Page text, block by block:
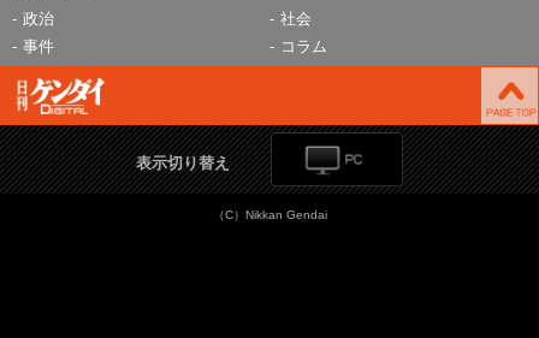
政治
社会
事件
コラム
表示切り替え
（C）Nikkan Gendai